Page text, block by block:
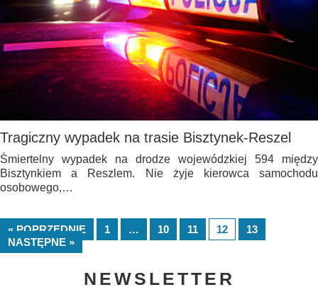
Tragiczny wypadek na trasie Bisztynek-Reszel
Śmiertelny wypadek na drodze wojewódzkiej 594 między
Bisztynkiem a Reszlem. Nie żyje kierowca samochodu
osobowego,…
« POPRZEDNIE 1 … 10 11 12
13
NASTĘPNE »
NEWSLETTER